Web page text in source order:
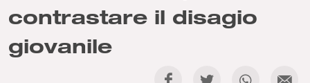
contrastare il disagio
giovanile